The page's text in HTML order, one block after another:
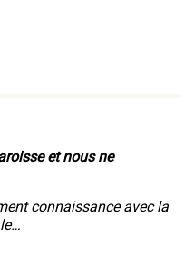
et nous ne
connaissance avec la